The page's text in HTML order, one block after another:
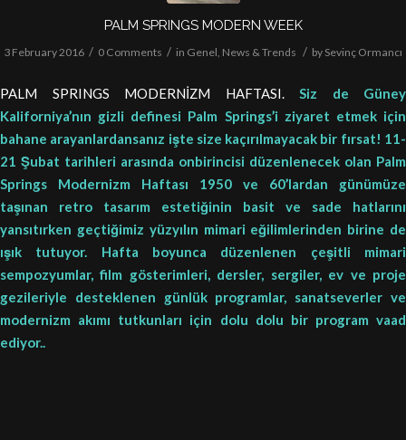
PALM SPRINGS MODERN WEEK
3 February 2016 / 0 Comments / in Genel News & Trends / by Sevinç Ormancı
PALM SPRINGS MODERNİZM HAFTASI. Siz de Güney
Kaliforniya’nın gizli definesi Palm Springs’i ziyaret etmek için
bahane arayanlardansanız işte size kaçırılmayacak bir fırsat! 11-
21 Şubat tarihleri arasında onbirincisi düzenlenecek olan Palm
Springs Modernizm Haftası 1950 ve 60’lardan günümüze
taşınan retro tasarım estetiğinin basit ve sade hatlarını
yansıtırken geçtiğimiz yüzyılın mimari eğilimlerinden birine de
ışık tutuyor. Hafta boyunca düzenlenen çeşitli mimari
sempozyumlar, film gösterimleri, dersler, sergiler, ev ve proje
gezileriyle desteklenen günlük programlar, sanatseverler ve
modernizm akımı tutkunları için dolu dolu bir program vaad
ediyor..